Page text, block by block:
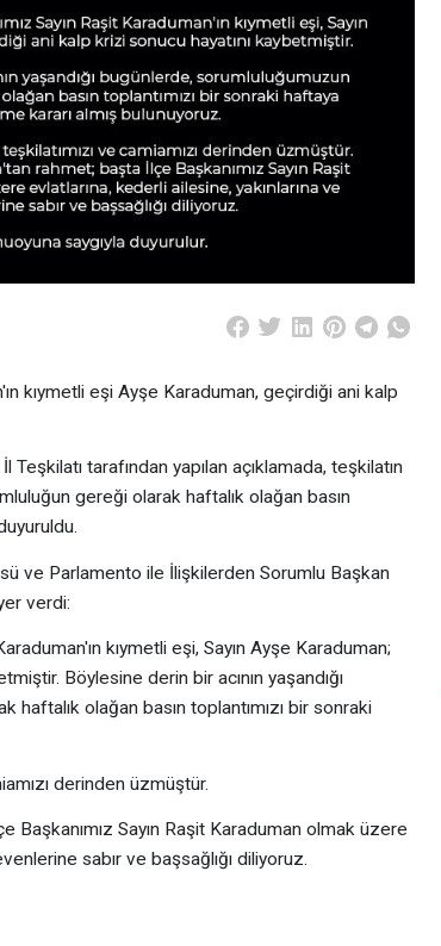
kıymetli eşi Ayşe Karaduman, geçirdiği ani kalp
Teşkilatı tarafından yapılan açıklamada, teşkilatın
gereği olarak haftalık olağan basın
ve Parlamento ile İlişkilerden Sorumlu Başkan
verdi:
kıymetli eşi, Sayın Ayşe Karaduman;
Böylesine derin bir acının yaşandığı
olağan basın toplantımızı bir sonraki
derinden üzmüştür.
Sayın Raşit Karaduman olmak üzere
sabır ve başsağlığı diliyoruz.